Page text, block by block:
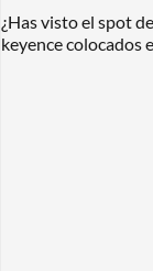
¿Has visto el spot
keyence colocados